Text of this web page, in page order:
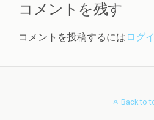
コメントを残す
コメントを投稿するには ログ
Back to